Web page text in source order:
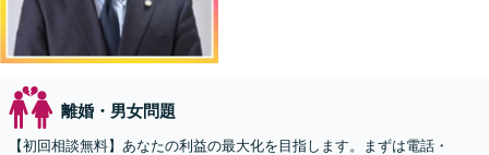
離婚・男女問題
【初回相談無料】あなたの利益の最大化を目指します。まずは電話・